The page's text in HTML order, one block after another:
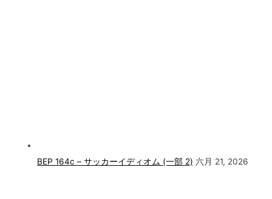
BEP 164c – サッカーイディオム (一部 2) 六月 21, 2026